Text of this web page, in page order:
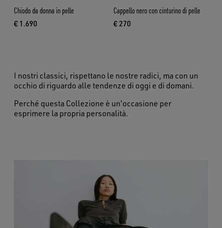
Chiodo da donna in pelle
€ 1.690
prezzo attuale € 1.690
Cappello nero con cinturino di pelle
€ 270
prezzo attuale € 270
I nostri classici, rispettano le nostre radici, ma con un
occhio di riguardo alle tendenze di oggi e di domani.
Perché questa Collezione è un'occasione per
esprimere la propria personalità.